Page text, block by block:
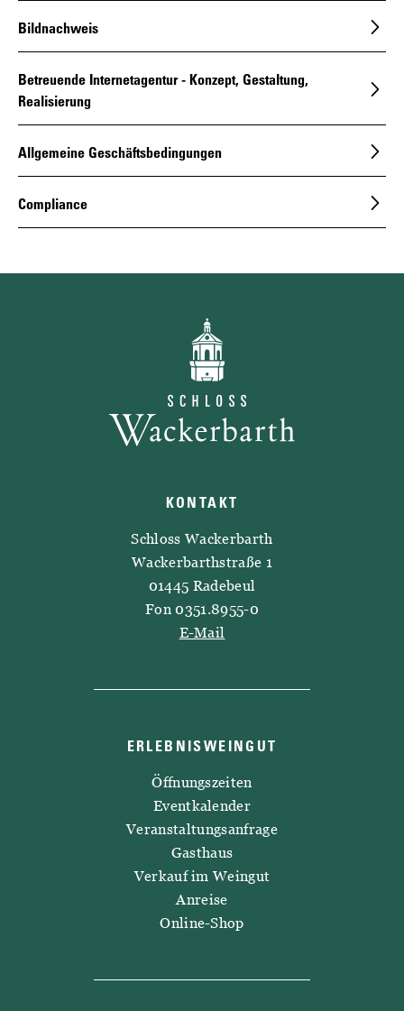
Bildnachweis
Betreuende Internetagentur - Konzept, Gestaltung,
Realisierung
Allgemeine Geschäftsbedingungen
Compliance
KONTAKT
Schloss Wackerbarth
Wackerbarthstraße 1
01445 Radebeul
Fon 0351.8955-0
E-Mail
ERLEBNISWEINGUT
Öffnungszeiten
Eventkalender
Veranstaltungsanfrage
Gasthaus
Verkauf im Weingut
Anreise
Online-Shop